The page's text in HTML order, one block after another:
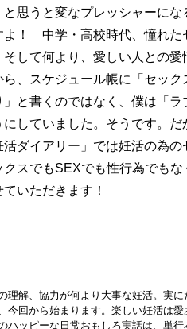
と思うと変なプレッシャーにな
よ！ 中学・高校時代、憧れた
そして何より、愛しい人との愛
ら、スケジュール帳に「セック
」と書くのではなく、僕は「ラ
にしていました。そうです。だ
活ダイアリー」では妊活の為の
クスでもSEXでも性行為でも
ていただきます！
理解、協力が何より大事な妊活。実
今回から始まります。楽しい妊活は
ハッピーな日常おもしろ実話は、単